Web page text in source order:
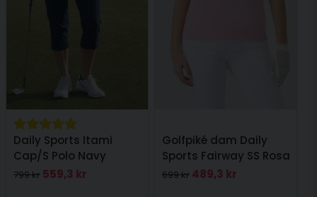
Daily Sports Itami
Cap/S Polo Navy
799 kr 559,3 kr
Golfpiké dam Daily
Sports Fairway SS Rosa
699 kr 489,3 kr